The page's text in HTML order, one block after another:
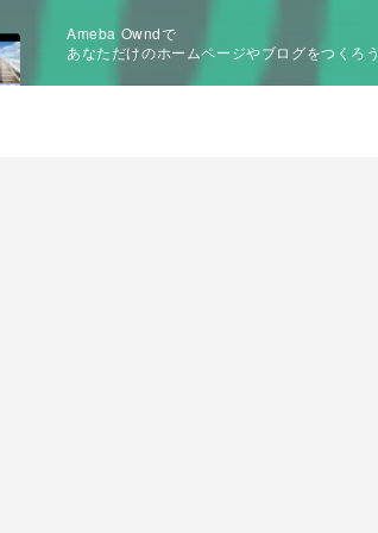
Ameba Owndで
あなただけのホームページやブログをつくろう